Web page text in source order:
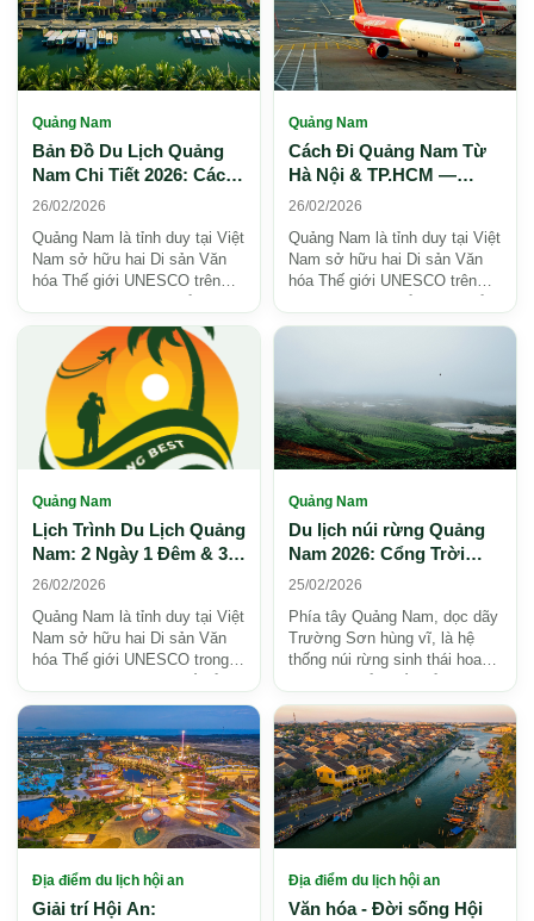
Quảng Nam
Bản Đồ Du Lịch Quảng
Nam Chi Tiết 2026: Các
Khu Du Lịch Nổi Bật &
26/02/2026
Quảng Nam là tỉnh duy tại Việt
Nam sở hữu hai Di sản Văn
hóa Thế giới UNESCO trên
(1999) và Th...
Quảng Nam
Cách Đi Quảng Nam Từ
Hà Nội & TP.HCM —
Chọn Sân Bay và Di
26/02/2026
Quảng Nam là tỉnh duy tại Việt
Nam sở hữu hai Di sản Văn
hóa Thế giới UNESCO trên
Hội An và Thán...
Quảng Nam
Lịch Trình Du Lịch Quảng
Nam: 2 Ngày 1 Đêm & 3
Ngày 2 Đêm Chi Tiết 2026
26/02/2026
Quảng Nam là tỉnh duy tại Việt
Nam sở hữu hai Di sản Văn
hóa Thế giới UNESCO trong
An và Thánh ...
Quảng Nam
Du lịch núi rừng Quảng
Nam 2026: Cổng Trời
Đông Giang, Hồ Phú
25/02/2026
Phía tây Quảng Nam, dọc dãy
Trường Sơn hùng vĩ, là hệ
thống núi rừng sinh thái hoang
Cổng Trời Đông ...
Địa điểm du lịch hội an
Giải trí Hội An:
Địa điểm du lịch hội an
Văn hóa - Đời sống Hội